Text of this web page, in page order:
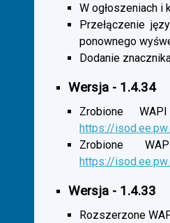
W ogłoszeniach i
Przełączenie
ponownego
Dodanie
Wersja - 1.4.34
Zrobione
https://
Zrobione
https://
Wersja - 1.4.33
Rozszerzone